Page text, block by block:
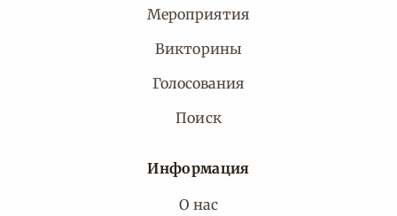
Мероприятия
Викторины
Голосования
Поиск
Информация
О нас